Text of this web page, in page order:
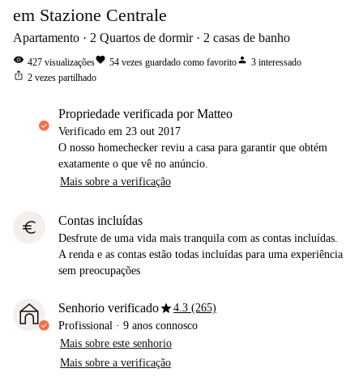
em Stazione Centrale
Apartamento 2 Quartos de dormir 2 casas de banho
visibility 427 visualizaçõesfavorite 54 vezes guardado como favoritoperson 3 interessado
ios_share 2 vezes partilhado
propriedade verificada por Matteo
Verificado em 23 out 2017
O nosso homechecker reviu a casa para garantir que obtém
exatamente o que vê no anúncio.
Mais sobre a verificação
euro Contas incluídas
Desfrute de uma vida mais tranquila com as contas incluídas.
A renda e as contas estão todas incluídas para uma experiência
sem preocupações
Senhorio verificadostar4.3 (265)
Profissional · 9 anos connosco
Mais sobre este senhorio
Mais sobre a verificação